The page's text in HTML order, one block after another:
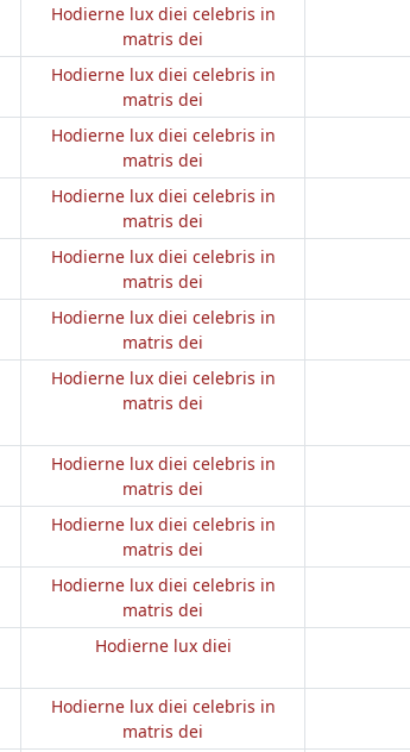
Hodierne lux diei celebris in
matris dei
Hodierne lux diei celebris in
matris dei
Hodierne lux diei celebris in
matris dei
Hodierne lux diei celebris in
matris dei
Hodierne lux diei celebris in
matris dei
Hodierne lux diei celebris in
matris dei
Hodierne lux diei celebris in
matris dei
Hodierne lux diei celebris in
matris dei
Hodierne lux diei celebris in
matris dei
Hodierne lux diei celebris in
matris dei
Hodierne lux diei
Hodierne lux diei celebris in
matris dei